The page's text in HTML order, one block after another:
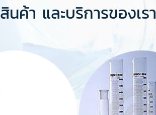
สินค้า และบริการของเรา